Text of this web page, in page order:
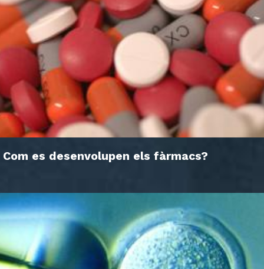
Com es desenvolupen els fàrmacs?